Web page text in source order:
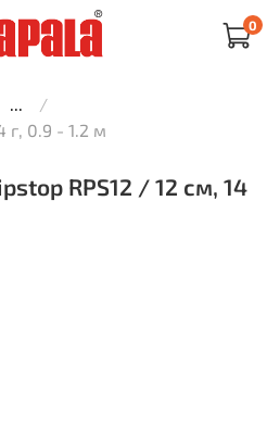
0
...
г, 0.9 - 1.2 м
RPS12 / 12 см, 14